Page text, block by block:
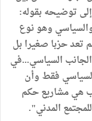
توضيحه بقوله:
وهو نوع
حزبا صغيرا بل
الجانب السياسي...في
فقط وأن
هي مشاريع حكم
المدني".